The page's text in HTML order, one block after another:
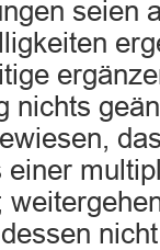
seien
nichts
einer